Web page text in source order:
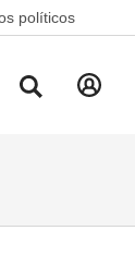
políticos